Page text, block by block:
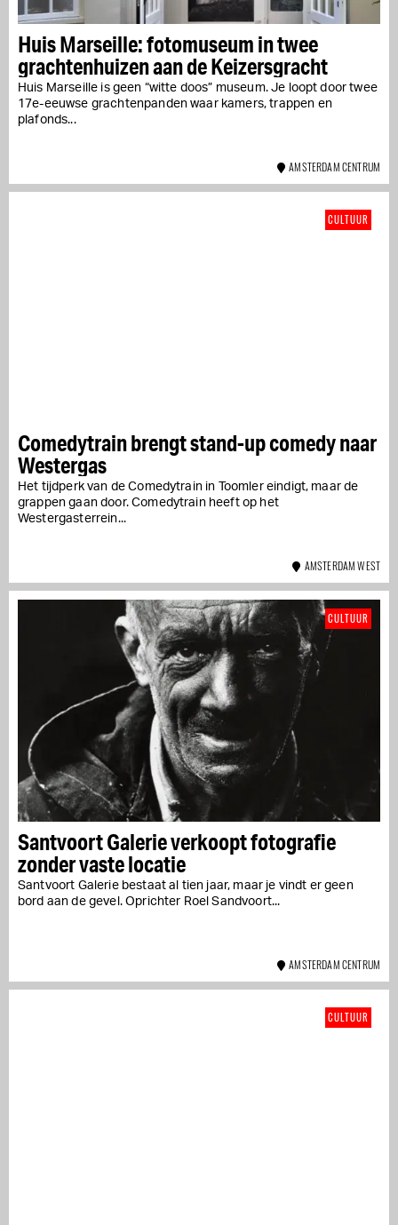
Huis Marseille: fotomuseum in twee
grachtenhuizen aan de Keizersgracht
Huis Marseille is geen “witte doos” museum. Je loopt door twee
17e-eeuwse grachtenpanden waar kamers, trappen en
plafonds...
AMSTERDAM CENTRUM
Comedytrain brengt stand-up comedy naar
Westergas
Het tijdperk van de Comedytrain in Toomler eindigt, maar de
grappen gaan door. Comedytrain heeft op het
Westergasterrein...
CULTUUR
AMSTERDAM WEST
Santvoort Galerie verkoopt fotografie
zonder vaste locatie
Santvoort Galerie bestaat al tien jaar, maar je vindt er geen
bord aan de gevel. Oprichter Roel Sandvoort...
CULTUUR
AMSTERDAM CENTRUM
CULTUUR